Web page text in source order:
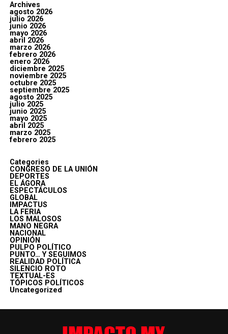
Archives
agosto 2026
julio 2026
junio 2026
mayo 2026
abril 2026
marzo 2026
febrero 2026
enero 2026
diciembre 2025
noviembre 2025
octubre 2025
septiembre 2025
agosto 2025
julio 2025
junio 2025
mayo 2025
abril 2025
marzo 2025
febrero 2025
Categories
CONGRESO DE LA UNIÓN
DEPORTES
EL ÁGORA
ESPECTÁCULOS
GLOBAL
IMPACTUS
LA FERIA
LOS MALOSOS
MANO NEGRA
NACIONAL
OPINIÓN
PULPO POLÍTICO
PUNTO… Y SEGUIMOS
REALIDAD POLÍTICA
SILENCIO ROTO
TEXTUAL-ES
TÓPICOS POLÍTICOS
Uncategorized